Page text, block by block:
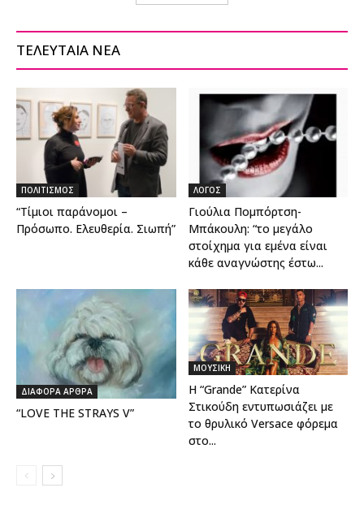
ΤΕΛΕΥΤΑΙΑ ΝΕΑ
ΠΟΛΙΤΙΣΜΟΣ
“Τίμιοι παράνομοι –
Πρόσωπο. Ελευθερία. Σιωπή”
ΛΟΓΟΣ
Γιούλια Πομπόρτση-
Μπάκουλη: “το μεγάλο
στοίχημα για εμένα είναι
κάθε αναγνώστης έστω...
ΔΙΑΦΟΡΑ ΑΡΘΡΑ
“LOVE THE STRAYS V”
ΜΟΥΣΙΚΗ
Η “Grande” Κατερίνα
Στικούδη εντυπωσιάζει με
το θρυλικό Versace φόρεμα
στο...